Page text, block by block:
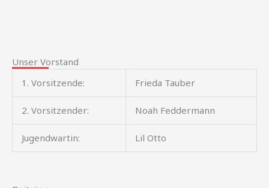
Unser Vorstand
1. Vorsitzende:
Frieda Tauber
2. Vorsitzender: Noah Feddermann
Jugendwartin: Lil Otto